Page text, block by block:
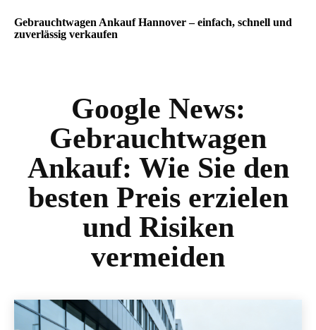
Gebrauchtwagen Ankauf Hannover – einfach, schnell und
zuverlässig verkaufen
Google News:
Gebrauchtwagen
Ankauf: Wie Sie den
besten Preis erzielen
und Risiken
vermeiden